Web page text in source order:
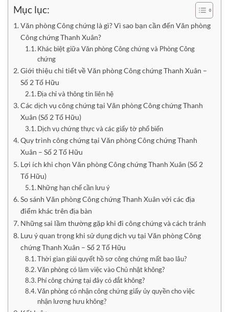
Mục lục:
Văn phòng Công chứng là gì? Vì sao bạn cần đến Văn phòng
Công chứng Thanh Xuân?
Khác biệt giữa Văn phòng Công chứng và Phòng Công
chứng
Giới thiệu chi tiết về Văn phòng Công chứng Thanh Xuân –
Số 2 Tố Hữu
Địa chỉ và thông tin liên hệ
Các dịch vụ công chứng tại Văn phòng Công chứng Thanh
Xuân (Số 2 Tố Hữu)
Dịch vụ chứng thực và các giấy tờ phổ biến
Quy trình công chứng tại Văn phòng Công chứng Thanh
Xuân – Số 2 Tố Hữu
Lợi ích khi chọn Văn phòng Công chứng Thanh Xuân (Số 2
Tố Hữu)
Những hạn chế cần lưu ý
So sánh Văn phòng Công chứng Thanh Xuân với các địa
điểm khác trên địa bàn
Những sai lầm thường gặp khi đi công chứng và cách tránh
Lưu ý quan trọng khi sử dụng dịch vụ tại Văn phòng Công
chứng Thanh Xuân – Số 2 Tố Hữu
Thời gian giải quyết hồ sơ công chứng mất bao lâu?
Văn phòng có làm việc vào Chủ nhật không?
Phí công chứng tại đây có đắt không?
Văn phòng có nhận công chứng giấy ủy quyền cho việc
nhận lương hưu không?